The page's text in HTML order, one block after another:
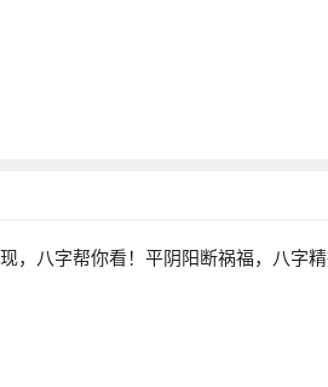
，八字帮你看！平阴阳断祸福，八字精